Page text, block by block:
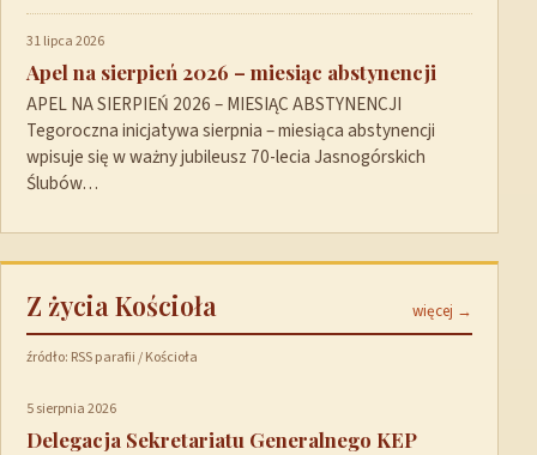
31 lipca 2026
Apel na sierpień 2026 – miesiąc abstynencji
APEL NA SIERPIEŃ 2026 – MIESIĄC ABSTYNENCJI
Tegoroczna inicjatywa sierpnia – miesiąca abstynencji
wpisuje się w ważny jubileusz 70-lecia Jasnogórskich
Ślubów…
Z życia Kościoła więcej →
źródło: RSS parafii / Kościoła
5 sierpnia 2026
Delegacja Sekretariatu Generalnego KEP